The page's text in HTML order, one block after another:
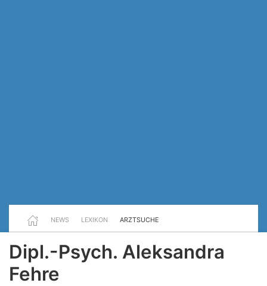
NEWS LEXIKON ARZTSUCHE
Dipl.-Psych. Aleksandra
Fehre